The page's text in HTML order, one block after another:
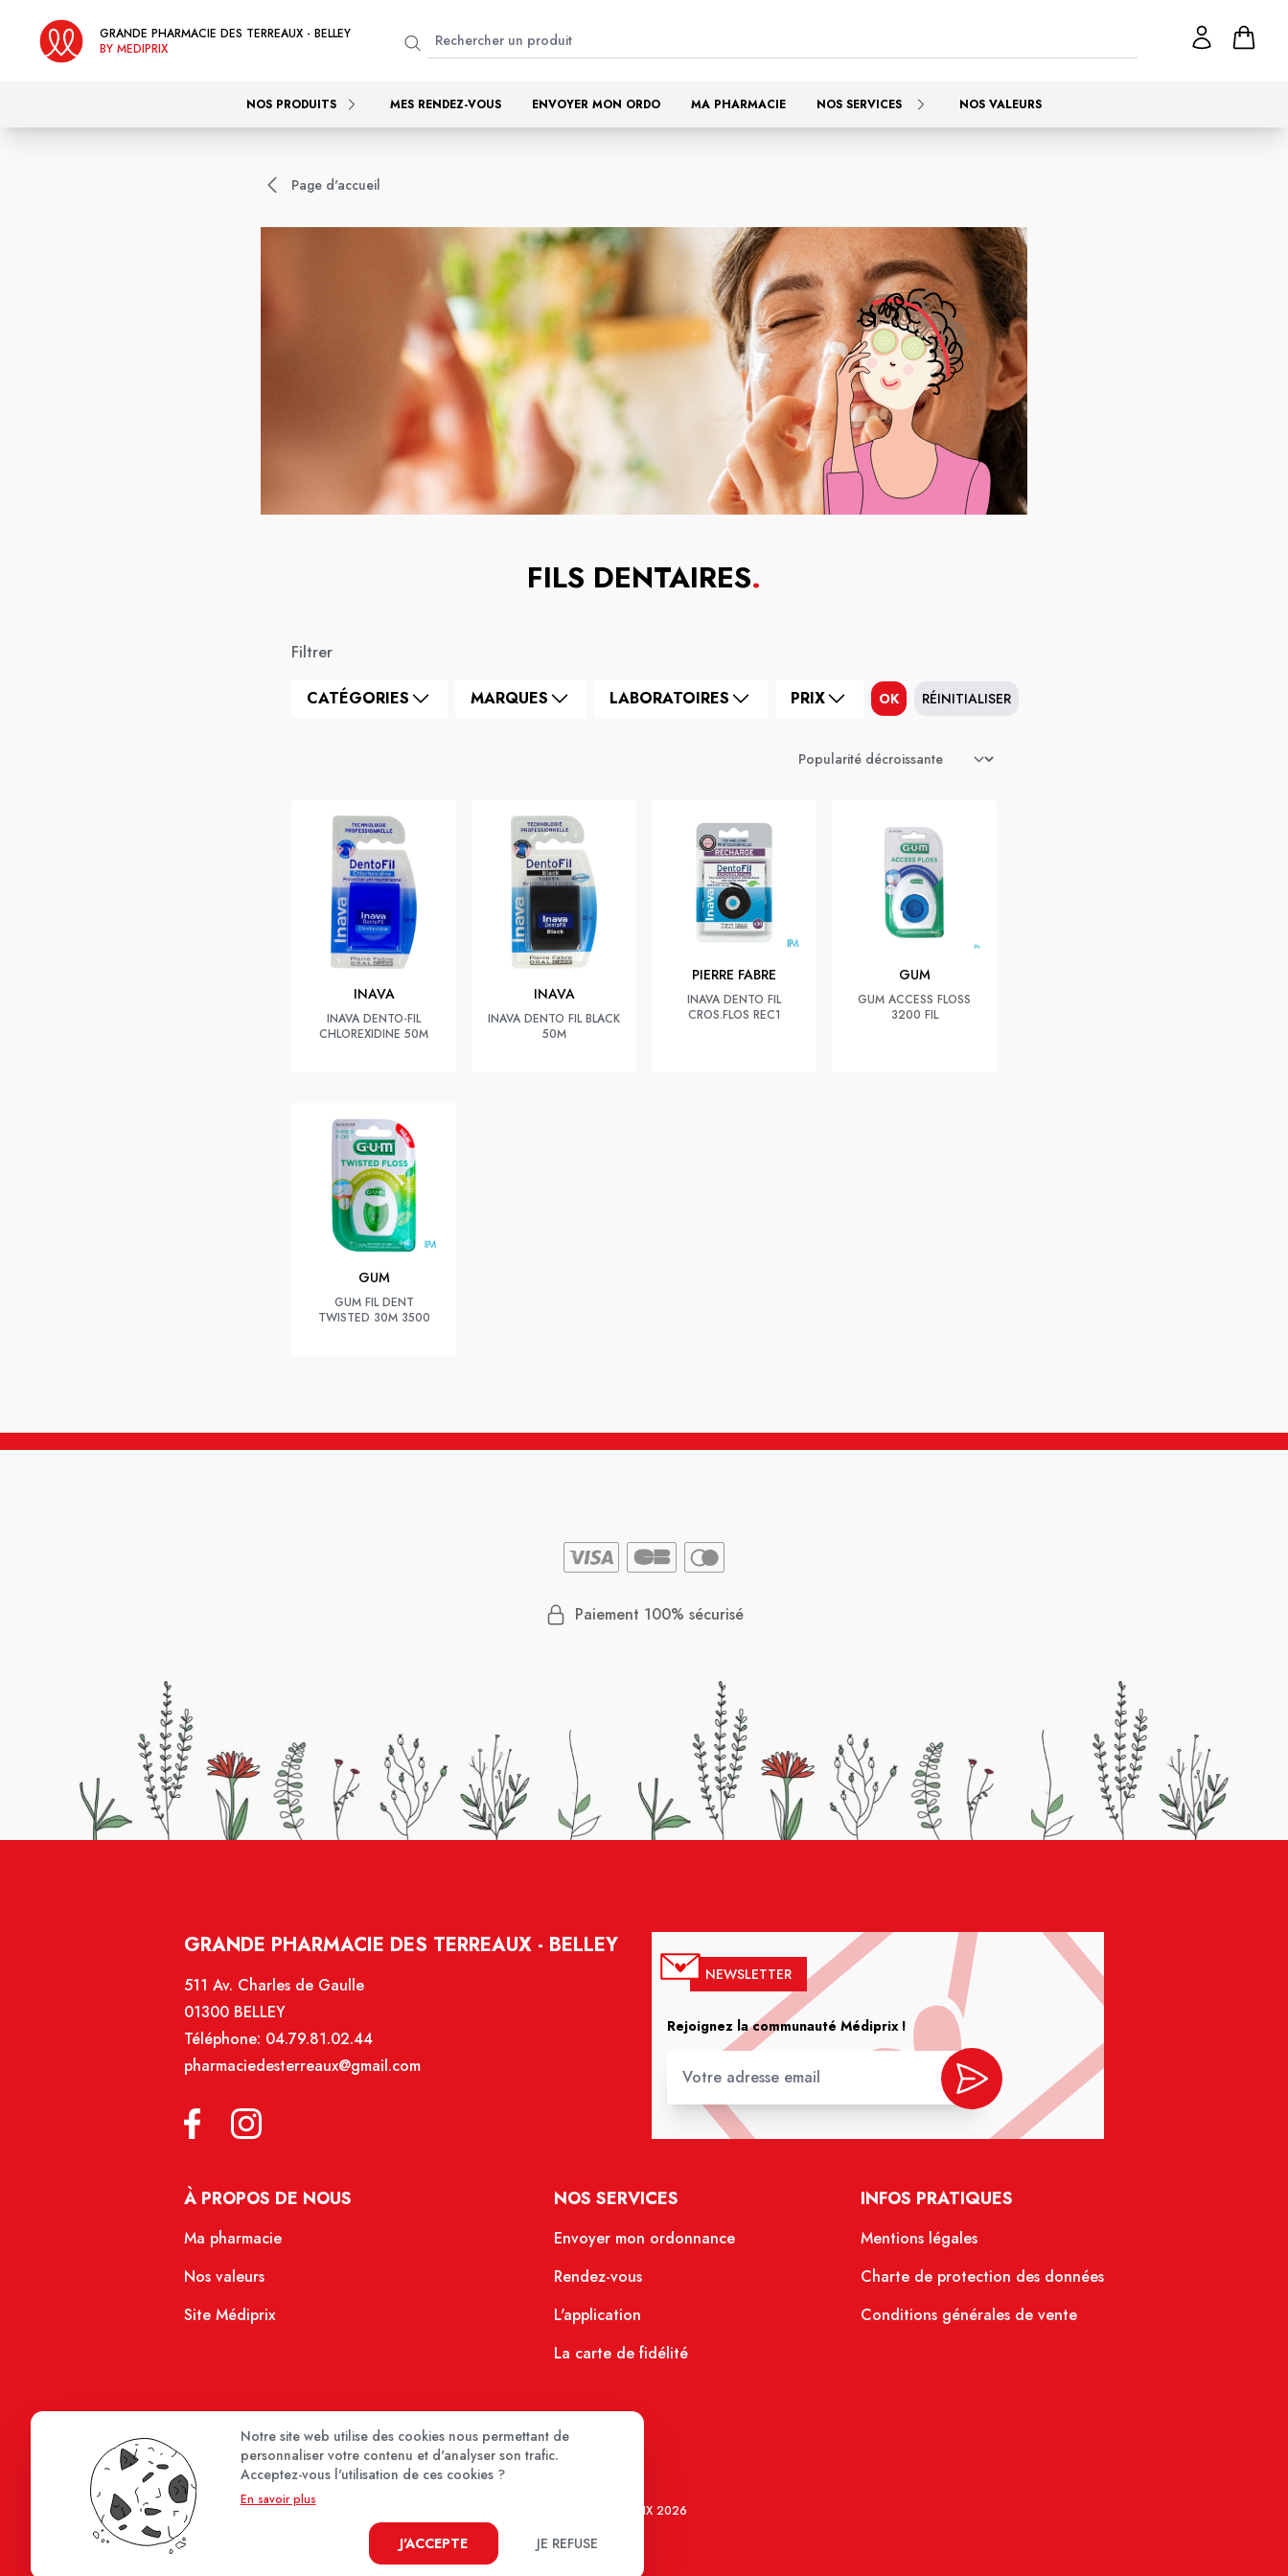
GRANDE PHARMACIE DES TERREAUX - BELLEY
BY MEDIPRIX
NOS PRODUITS MES RENDEZ-VOUS ENVOYER MON ORDO MA PHARMACIE NOS SERVICES NOS VALEURS
Page d'accueil
FILS DENTAIRES.
Filtrer
CATÉGORIES MARQUES LABORATOIRES PRIX OK RÉINITIALISER
INAVA
INAVA DENTO-FIL
CHLOREXIDINE 50M
INAVA
INAVA DENTO FIL BLACK
50M
PIERRE FABRE
INAVA DENTO FIL
CROS.FLOS REC1
GUM
GUM ACCESS FLOSS
3200 FIL
GUM
GUM FIL DENT
TWISTED 30M 3500
Paiement 100% sécurisé
GRANDE PHARMACIE DES TERREAUX - BELLEY
511 Av. Charles de Gaulle
01300 BELLEY
Téléphone: 04.79.81.02.44
pharmaciedesterreaux@gmail.com
NEWSLETTER
Rejoignez la communauté Médiprix !
À PROPOS DE NOUS
Ma pharmacie
Nos valeurs
Site Médiprix
NOS SERVICES
Envoyer mon ordonnance
Rendez-vous
L'application
La carte de fidélité
INFOS PRATIQUES
Mentions légales
Charte de protection des données
Conditions générales de vente
MEDIPRIX 2026
Notre site web utilise des cookies nous permettant de
personnaliser votre contenu et d'analyser son trafic.
Acceptez-vous l'utilisation de ces cookies ?
En savoir plus
J'ACCEPTE JE REFUSE